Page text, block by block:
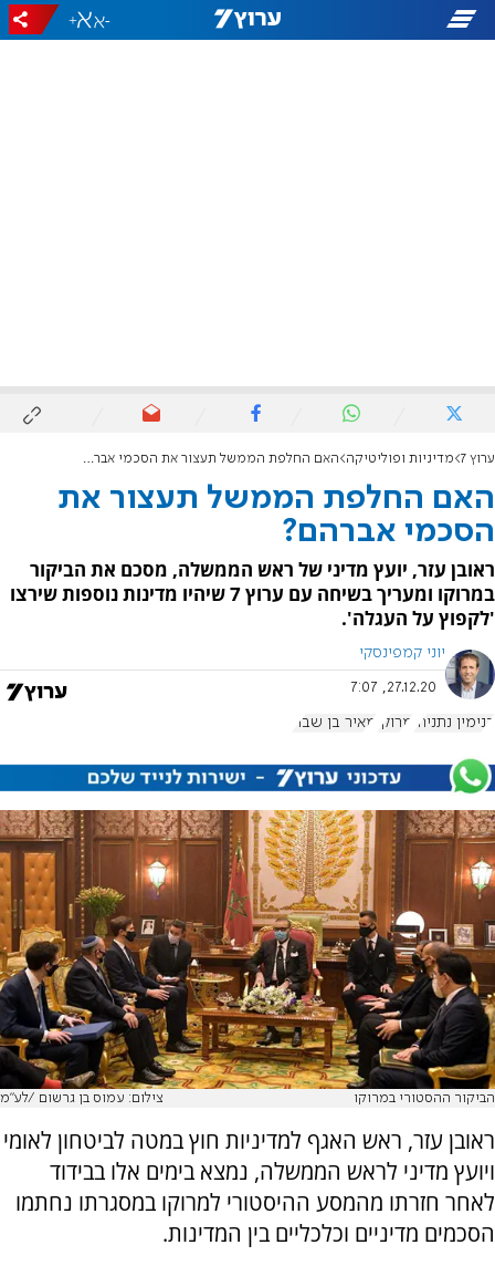
-
+
ערוץ 7 מדיניות ופוליטיקה האם החלפת הממשל תעצור את הסכמי אברהם?
האם החלפת הממשל תעצור את
הסכמי אברהם?
ראובן עזר, יועץ מדיני של ראש הממשלה, מסכם את הביקור
במרוקו ומעריך בשיחה עם ערוץ 7 שיהיו מדינות נוספות שירצו
'לקפוץ על העגלה'.
יוני קמפינסקי
27.12.20, 7:07
בנימין נתניהו מרוקו מאיר בן שבת
הביקור ההסטורי במרוקו צילום: עמוס בן גרשום /לע"מ
ראובן עזר, ראש האגף למדיניות חוץ במטה לביטחון לאומי
ויועץ מדיני לראש הממשלה, נמצא בימים אלו בבידוד
לאחר חזרתו מהמסע ההיסטורי למרוקו במסגרתו נחתמו
הסכמים מדיניים וכלכליים בין המדינות.